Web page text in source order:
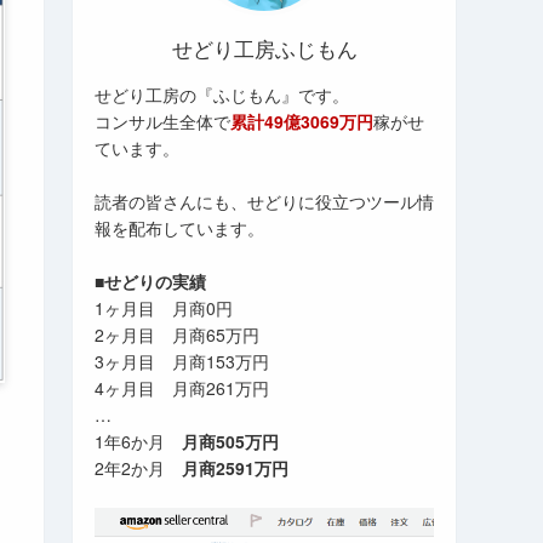
せどり工房ふじもん
せどり工房の『ふじもん』です。
コンサル生全体で累計49億3069万円稼がせ
ています。
読者の皆さんにも、せどりに役立つツール情
報を配布しています。
■せどりの実績
1ヶ月目 月商0円
2ヶ月目 月商65万円
3ヶ月目 月商153万円
4ヶ月目 月商261万円
…
1年6か月 月商505万円
2年2か月 月商2591万円